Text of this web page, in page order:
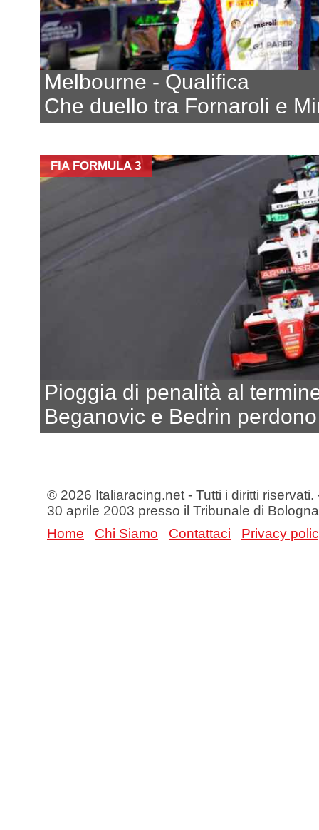
Melbourne - Qualifica
Che duello tra Fornaroli e
FIA FORMULA 3
Pioggia di penalità al
Beganovic e Bedrin
© 2026 Italiaracing.net - Tutti i diritti
30 aprile 2003 presso il Tribunale di Bologna
Home
Chi Siamo Contattaci Privacy